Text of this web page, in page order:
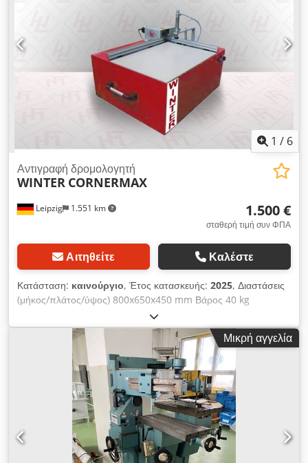
βηματισμό - Πνευματικό σύσφιξη τεμαχίου εργασίας - CE
διαμέτρου προστατευτική καμπίνα άλεσης - 4 καμπίνα κεφαλής
λείανσης 0 χιλ. ιμάντες grain 80 - Διαστάσεις L=2750, W=1800,
H=2200 mm - Βάρος 2500 kg Dkodpfevz Epnjx Aa Eor
1 / 6
Leipzig 1.551 km
Αντιγραφή δρομολογητή
WINTER CORNERMAX
1.500 €
σταθερή τιμή συν ΦΠΑ
Αιτηθείτε Καλέστε
Κατάσταση: καινούργιο, Έτος κατασκευής: 2025, Διαστάσεις
(μήκος/πλάτος/ύψος) 800x650x450 mm Βάρος 40 kg
Συνολική απαίτηση ισχύος 0,8 kW Γωνιακός δρομολογητής
CORNERMAX - Πάχος άκρου ελάχ.– μέγ. 2 - 3 mm - Πάχος
τεμαχίου κατεργασίας ελάχ.– μέγ. 10–50 mm - Στροφές
κινητήρα 32.000 σ.α.λ. - Ισχύς κινητήρα 0,65 kW - Ηλεκτρισμός
230 V / 50 Hz - Πίεση λειτουργίας 6 bar - πνευματικός
σφιγκτήρας τεμαχίου εργασίας - Τσοκ Collet 6 mm -
Διαστάσεις L=800, W=650, H=450 mm Περιλαμβανομένης
ακτίνας Dkjdpfxsvz Ew Sj Aa Ejr
Μικρή αγγελία